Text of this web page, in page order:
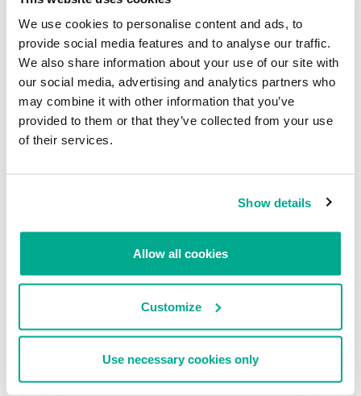
We use cookies to personalise content and ads, to
provide social media features and to analyse our traffic.
We also share information about your use of our site with
our social media, advertising and analytics partners who
may combine it with other information that you’ve
provided to them or that they’ve collected from your use
of their services.
Show details
Allow all cookies
Customize
Use necessary cookies only
Dinámica del número de ataques DDoS*, cuarto trimestre de
* Debido a que los ataques DDoS pueden prolongarse de forma
puede contarse varias veces, una por cada día.
los sábados, día en que ocurrió el 18,2% de los ataques. Les siguen
a una distancia de 1,7 puntos porcentuales los viernes. Los lunes
fueron los días en que hubo menos ataques DDoS (11,6%).